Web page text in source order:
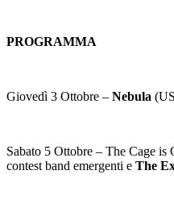
PROGRAMMA
Giovedì 3 Ottobre – Nebula
Sabato 5 Ottobre – The Cage is
contest band emergenti e The